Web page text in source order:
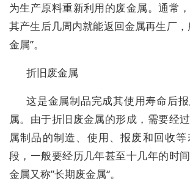
为生产原料重新利用的废金属。通常
其产生后几周内就能返回金属再生厂，
金属”。
折旧废金属
这是金属制品完成其使用寿命后
属。由于折旧废金属的形成，需要经
属制品的制造、使用、报废和回收
段，一般要经历几年甚至十几年的时
金属又称”长期废金属“。